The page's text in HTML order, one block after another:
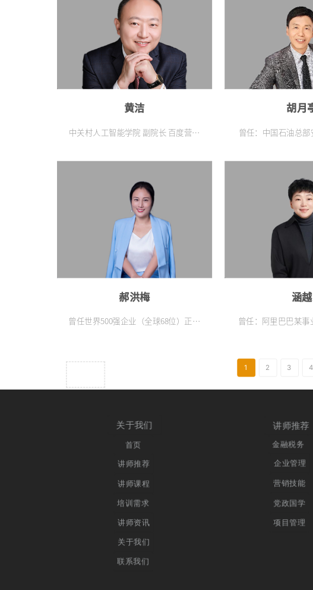
（苏州）有限公司（光电精密制造
业，台资龙头企业）| 培训体系建设负
责人
黄洁
中关村人工智能学院 副院长 百度营销
域数字化人才基地 教研组长 《再造独
角兽——数字经济时代的企业升级》
作者 九三学社 社员 累计培训1500+场
次，辅导学员超过10000+人次
胡月
曾任：中国石油总部
数智培训分会副主任
全健康协会行为安全
国石油大学、中国地
技学院研究生
郝洪梅
曾任世界500强企业（全球68位）正威
力资源总经理
涵越
曾任：阿里巴巴某事
织与人才发展总监 曾
团企业大学校长 曾任
1 2 3 4
>>
关于我们 讲师推荐
首页 金融税务
讲师推荐 企业管理
营销技能
党政国学
项目管理
讲师课程
培训需求
讲师资讯
关于我们
联系我们